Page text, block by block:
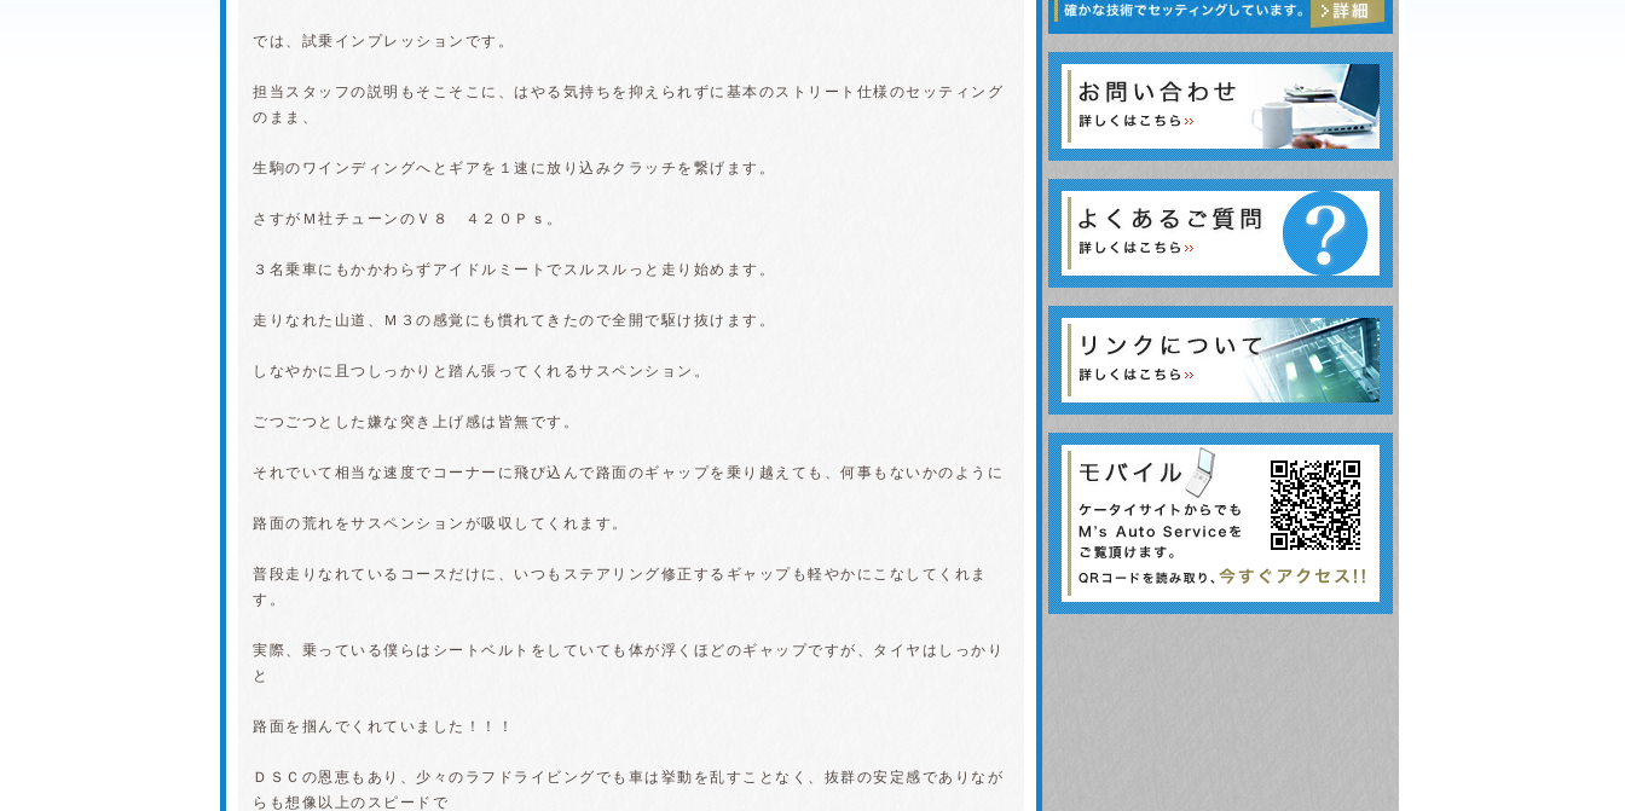
では、試乗インプレッションです。
担当スタッフの説明もそこそこに、はやる気持ちを抑えられずに基本のストリート仕様のセッティング
のまま、
生駒のワインディングへとギアを１速に放り込みクラッチを繋げます。
さすがＭ社チューンのＶ８ ４２０Ｐｓ。
３名乗車にもかかわらずアイドルミートでスルスルっと走り始めます。
走りなれた山道、Ｍ３の感覚にも慣れてきたので全開で駆け抜けます。
しなやかに且つしっかりと踏ん張ってくれるサスペンション。
ごつごつとした嫌な突き上げ感は皆無です。
それでいて相当な速度でコーナーに飛び込んで路面のギャップを乗り越えても、何事もないかのように
路面の荒れをサスペンションが吸収してくれます。
普段走りなれているコースだけに、いつもステアリング修正するギャップも軽やかにこなしてくれま
す。
実際、乗っている僕らはシートベルトをしていても体が浮くほどのギャップですが、タイヤはしっかり
と
路面を掴んでくれていました！！！
ＤＳＣの恩恵もあり、少々のラフドライビングでも車は挙動を乱すことなく、抜群の安定感でありなが
らも想像以上のスピードで